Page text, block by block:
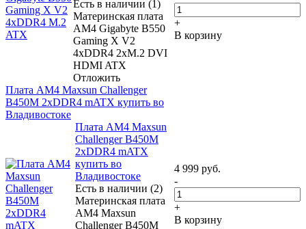
Есть в наличии (1)
Материнская плата
AM4 Gigabyte B550
Gaming X V2
4xDDR4 2xM.2 DVI
HDMI ATX
Отложить
+
В корзину
Плата AM4 Maxsun Challenger
B450M 2xDDR4 mATX купить во
Владивостоке
Плата AM4 Maxsun
Challenger B450M
2xDDR4 mATX
купить во
Владивостоке
Есть в наличии (2)
Материнская плата
AM4 Maxsun
Challenger B450M
4 999 руб.
-
+
В корзину